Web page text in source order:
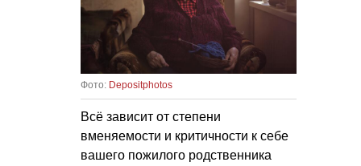
Фото: Depositphotos
Всё зависит от степени
вменяемости и критичности к себе
вашего пожилого родственника